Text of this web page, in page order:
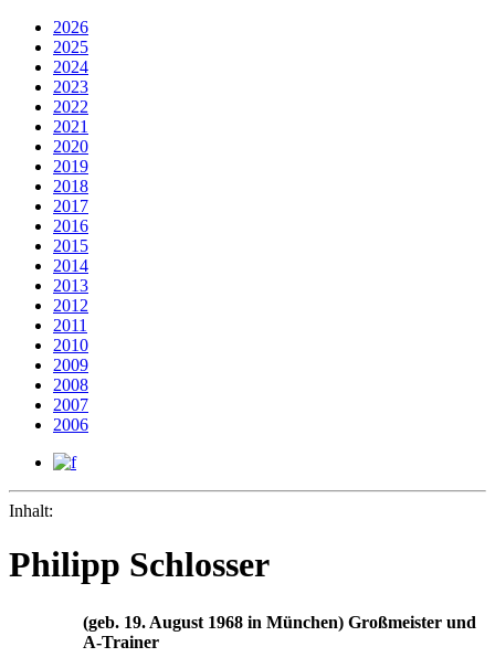
2026
2025
2024
2023
2022
2021
2020
2019
2018
2017
2016
2015
2014
2013
2012
2011
2010
2009
2008
2007
2006
Inhalt:
Philipp Schlosser
(geb. 19. August 1968 in München) Großmeister und
A-Trainer